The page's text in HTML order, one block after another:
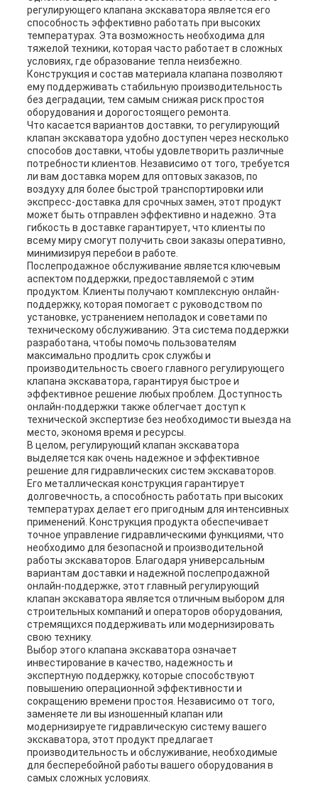
регулирующего клапана экскаватора является его
способность эффективно работать при высоких
температурах. Эта возможность необходима для
тяжелой техники, которая часто работает в сложных
условиях, где образование тепла неизбежно.
Конструкция и состав материала клапана позволяют
ему поддерживать стабильную производительность
без деградации, тем самым снижая риск простоя
оборудования и дорогостоящего ремонта.
Что касается вариантов доставки, то регулирующий
клапан экскаватора удобно доступен через несколько
способов доставки, чтобы удовлетворить различные
потребности клиентов. Независимо от того, требуется
ли вам доставка морем для оптовых заказов, по
воздуху для более быстрой транспортировки или
экспресс-доставка для срочных замен, этот продукт
может быть отправлен эффективно и надежно. Эта
гибкость в доставке гарантирует, что клиенты по
всему миру смогут получить свои заказы оперативно,
минимизируя перебои в работе.
Послепродажное обслуживание является ключевым
аспектом поддержки, предоставляемой с этим
продуктом. Клиенты получают комплексную онлайн-
поддержку, которая помогает с руководством по
установке, устранением неполадок и советами по
техническому обслуживанию. Эта система поддержки
разработана, чтобы помочь пользователям
максимально продлить срок службы и
производительность своего главного регулирующего
клапана экскаватора, гарантируя быстрое и
эффективное решение любых проблем. Доступность
онлайн-поддержки также облегчает доступ к
технической экспертизе без необходимости выезда на
место, экономя время и ресурсы.
В целом, регулирующий клапан экскаватора
выделяется как очень надежное и эффективное
решение для гидравлических систем экскаваторов.
Его металлическая конструкция гарантирует
долговечность, а способность работать при высоких
температурах делает его пригодным для интенсивных
применений. Конструкция продукта обеспечивает
точное управление гидравлическими функциями, что
необходимо для безопасной и производительной
работы экскаваторов. Благодаря универсальным
вариантам доставки и надежной послепродажной
онлайн-поддержке, этот главный регулирующий
клапан экскаватора является отличным выбором для
строительных компаний и операторов оборудования,
стремящихся поддерживать или модернизировать
свою технику.
Выбор этого клапана экскаватора означает
инвестирование в качество, надежность и
экспертную поддержку, которые способствуют
повышению операционной эффективности и
сокращению времени простоя. Независимо от того,
заменяете ли вы изношенный клапан или
модернизируете гидравлическую систему вашего
экскаватора, этот продукт предлагает
производительность и обслуживание, необходимые
для бесперебойной работы вашего оборудования в
самых сложных условиях.